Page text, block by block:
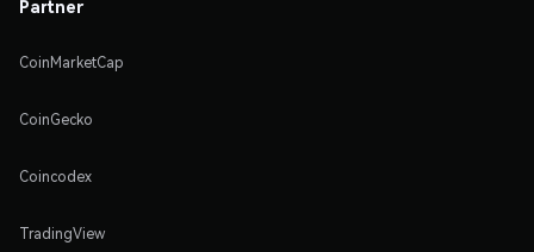
Partner
CoinMarketCap
CoinGecko
Coincodex
TradingView